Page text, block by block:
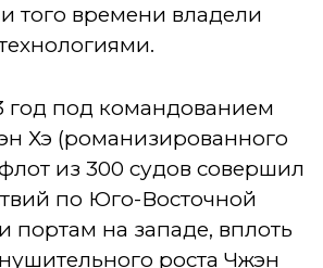
того времени владели
год под командованием
Хэ (романизированного
из 300 судов совершил
по Юго-Восточной
портам на западе, вплоть
роста Чжэн